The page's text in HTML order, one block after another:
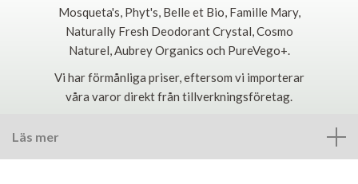
Mosqueta's, Phyt's, Belle et Bio, Famille Mary,
Naturally Fresh Deodorant Crystal, Cosmo
Naturel, Aubrey Organics och PureVego+.
Vi har förmånliga priser, eftersom vi importerar
våra varor direkt från tillverkningsföretag.
Läs mer